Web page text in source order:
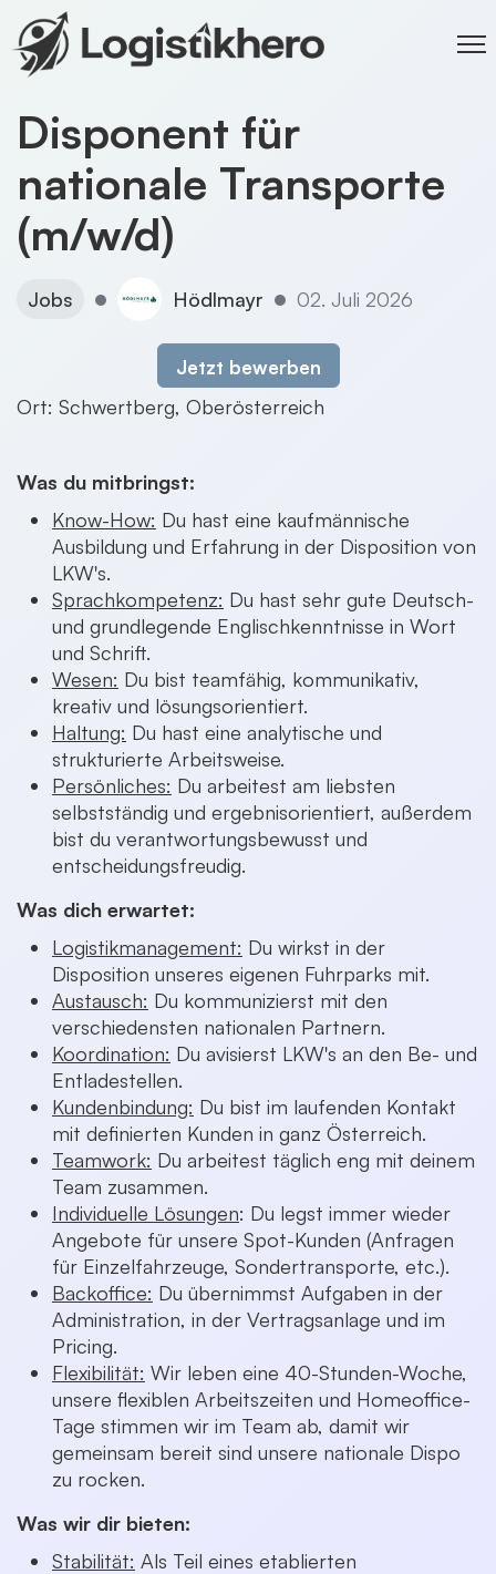
Disponent für
nationale Transporte
(m/w/d)
Jobs Hödlmayr 02. Juli 2026
Jetzt bewerben
Ort: Schwertberg, Oberösterreich
Was du mitbringst:
Know-How: Du hast eine kaufmännische
Ausbildung und Erfahrung in der Disposition von
LKW's.
Sprachkompetenz: Du hast sehr gute Deutsch-
und grundlegende Englischkenntnisse in Wort
und Schrift.
Wesen: Du bist teamfähig, kommunikativ,
kreativ und lösungsorientiert.
Haltung: Du hast eine analytische und
strukturierte Arbeitsweise.
Persönliches: Du arbeitest am liebsten
selbstständig und ergebnisorientiert, außerdem
bist du verantwortungsbewusst und
entscheidungsfreudig.
Was dich erwartet:
Logistikmanagement: Du wirkst in der
Disposition unseres eigenen Fuhrparks mit.
Austausch: Du kommunizierst mit den
verschiedensten nationalen Partnern.
Koordination: Du avisierst LKW's an den Be- und
Entladestellen.
Kundenbindung: Du bist im laufenden Kontakt
mit definierten Kunden in ganz Österreich.
Teamwork: Du arbeitest täglich eng mit deinem
Team zusammen.
Individuelle Lösungen: Du legst immer wieder
Angebote für unsere Spot-Kunden (Anfragen
für Einzelfahrzeuge, Sondertransporte, etc.).
Backoffice: Du übernimmst Aufgaben in der
Administration, in der Vertragsanlage und im
Pricing.
Flexibilität: Wir leben eine 40-Stunden-Woche,
unsere flexiblen Arbeitszeiten und Homeoffice-
Tage stimmen wir im Team ab, damit wir
gemeinsam bereit sind unsere nationale Dispo
zu rocken.
Was wir dir bieten:
Stabilität: Als Teil eines etablierten